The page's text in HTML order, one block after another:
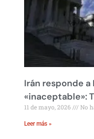
Irán responde a
«inaceptable»:
11 de mayo, 2026 No
Leer más »